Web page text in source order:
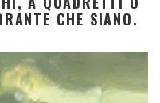
CHE SIANO.